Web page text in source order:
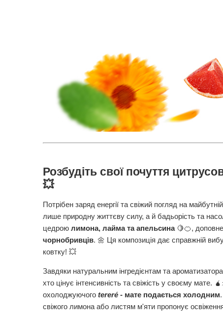
Розбудіть свої почуття
💥
Потрібен заряд енергії та свіжий погляд на
лише природну життєву силу, а й бадьорість та
цедрою лимона, лайма та апельсина🍋🍊,
чорнобривців. 🌼 Ця композиція дає справжній
ковтку! 💥
Завдяки натуральним інгредієнтам та
хто цінує інтенсивність та свіжість у своєму мате.
охолоджуючого tereré - мате подається холодним
свіжого лимона або листям м'яти пропонує